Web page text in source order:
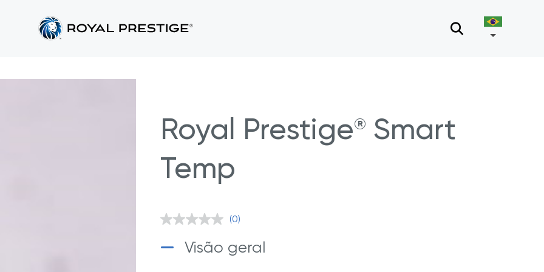
Royal Prestige® Smart
Temp
Sem
classificatório.
Link
(0)
Visão geral